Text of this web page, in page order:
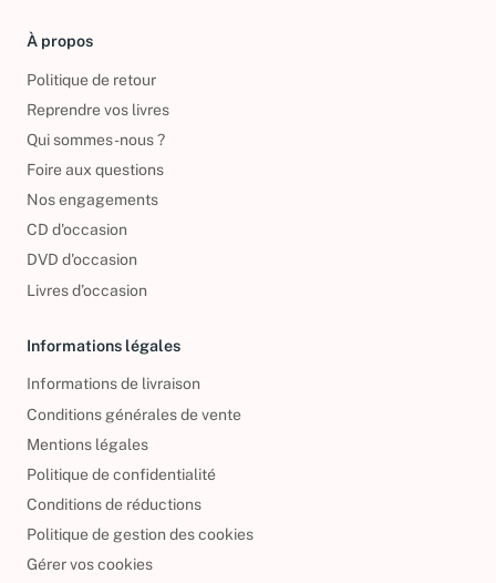
À propos
Politique de retour
Reprendre vos livres
Qui sommes-nous ?
Foire aux questions
Nos engagements
CD d'occasion
DVD d'occasion
Livres d’occasion
Informations légales
Informations de livraison
Conditions générales de vente
Mentions légales
Politique de confidentialité
Conditions de réductions
Politique de gestion des cookies
Gérer vos cookies